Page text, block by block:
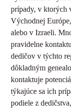
prípady, v ktorých
Východnej
alebo v Izraeli.
pravidelne
dedičov v týchto
dôkladným
kontaktuje
týkajúce sa ich
podiele z